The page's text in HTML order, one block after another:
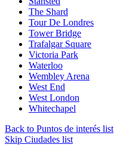
The Shard
Tour De Londres
Tower Bridge
Trafalgar Square
Victoria Park
Waterloo
Wembley Arena
West End
West London
Whitechapel
Back to Puntos de interés list
Skip Ciudades list